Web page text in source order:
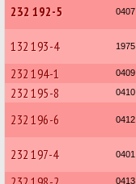
232 192-5 0407
132 193-4 1975
232 194-1 0409
232 195-8 0410
232 196-6 0412
232 197-4 0401
0413